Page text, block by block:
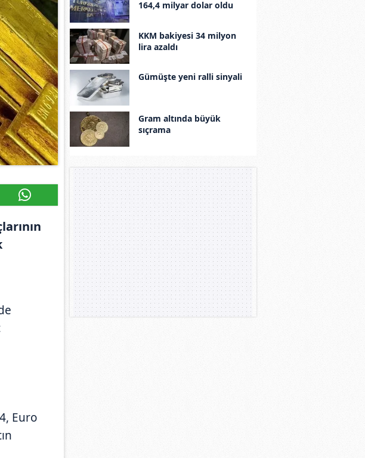
Euro
164,4 milyar dolar oldu
KKM bakiyesi 34 milyon
lira azaldı
Gümüşte yeni ralli sinyali
Gram altında büyük
sıçrama